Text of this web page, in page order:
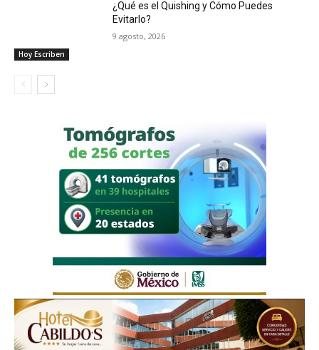
Hoy Escriben
¿Qué es el Quishing y Cómo Puedes
Evitarlo?
9 agosto, 2026